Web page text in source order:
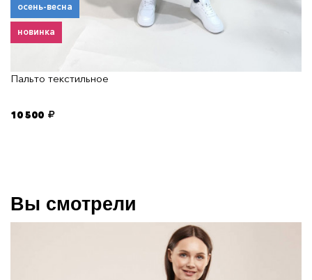
осень-весна
новинка
Пальто текстильное
10 500
Вы смотрели